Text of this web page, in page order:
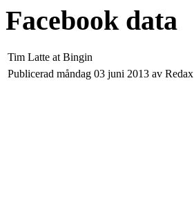
Facebook data
Tim Latte at Bingin
Publicerad måndag 03 juni 2013 av Redax